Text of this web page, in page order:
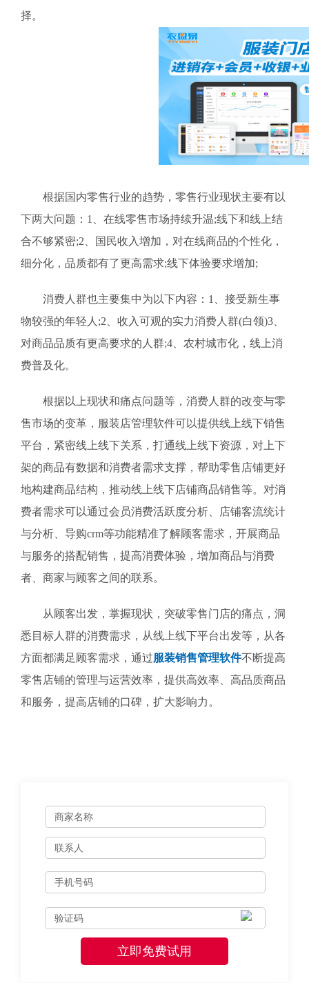
择。
根据国内零售行业的趋势，零售行业现状主要有以
下两大问题：1、在线零售市场持续升温;线下和线上结
合不够紧密;2、国民收入增加，对在线商品的个性化，
细分化，品质都有了更高需求;线下体验要求增加;
消费人群也主要集中为以下内容：1、接受新生事
物较强的年轻人;2、收入可观的实力消费人群(白领)3、
对商品品质有更高要求的人群;4、农村城市化，线上消
费普及化。
根据以上现状和痛点问题等，消费人群的改变与零
售市场的变革，服装店管理软件可以提供线上线下销售
平台，紧密线上线下关系，打通线上线下资源，对上下
架的商品有数据和消费者需求支撑，帮助零售店铺更好
地构建商品结构，推动线上线下店铺商品销售等。对消
费者需求可以通过会员消费活跃度分析、店铺客流统计
与分析、导购crm等功能精准了解顾客需求，开展商品
与服务的搭配销售，提高消费体验，增加商品与消费
者、商家与顾客之间的联系。
从顾客出发，掌握现状，突破零售门店的痛点，洞
悉目标人群的消费需求，从线上线下平台出发等，从各
方面都满足顾客需求，通过服装销售管理软件不断提高
零售店铺的管理与运营效率，提供高效率、高品质商品
和服务，提高店铺的口碑，扩大影响力。